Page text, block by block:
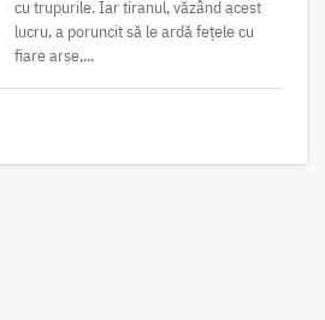
cu trupurile. Iar tiranul, văzând acest
lucru, a poruncit să le ardă fețele cu
fiare arse,...